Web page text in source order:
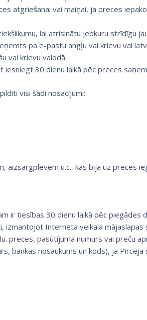
atgriešanai vai maiņai, ja preces
lai atrisinātu jebkuru strīdīgu
pa e-pastu angļu vai krievu vai
vai krievu valodā.
30 dienu laikā pēc preces
visi šādi nosacījumi:
u.c., kas bija uz preces
ir tiesības 30 dienu laikā pēc
Interneta veikala mājaslapas
preces, pasūtījuma numurs vai preču
bankas nosaukums un kods), ja